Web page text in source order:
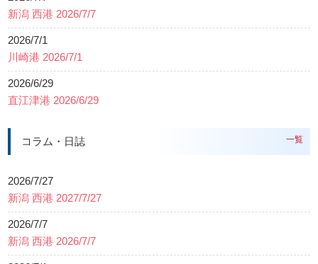
新潟 西港 2026/7/7
2026/7/1
川崎港 2026/7/1
2026/6/29
直江津港 2026/6/29
コラム・日誌 一覧
2026/7/27
新潟 西港 2027/7/27
2026/7/7
新潟 西港 2026/7/7